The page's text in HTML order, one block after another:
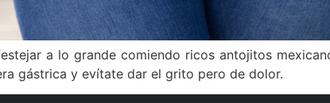
a lo grande comiendo ricos antojitos
gástrica y evítate dar el grito pero de dolor.